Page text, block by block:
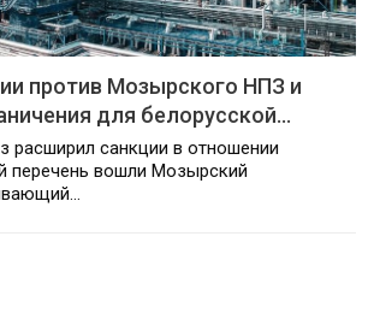
против Мозырского НПЗ и
для белорусской…
расширил санкции в отношении
перечень вошли Мозырский